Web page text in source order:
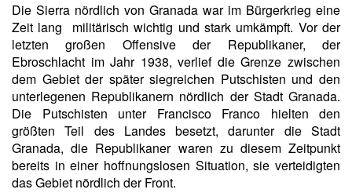
Die Sierra nördlich von Granada war im Bürgerkrieg eine
Zeit lang militärisch wichtig und stark umkämpft. Vor der
letzten großen Offensive der Republikaner, der
Ebroschlacht im Jahr 1938, verlief die Grenze zwischen
dem Gebiet der später siegreichen Putschisten und den
unterlegenen Republikanern nördlich der Stadt Granada.
Die Putschisten unter Francisco Franco hielten den
größten Teil des Landes besetzt, darunter die Stadt
Granada, die Republikaner waren zu diesem Zeitpunkt
bereits in einer hoffnungslosen Situation, sie verteidigten
das Gebiet nördlich der Front.